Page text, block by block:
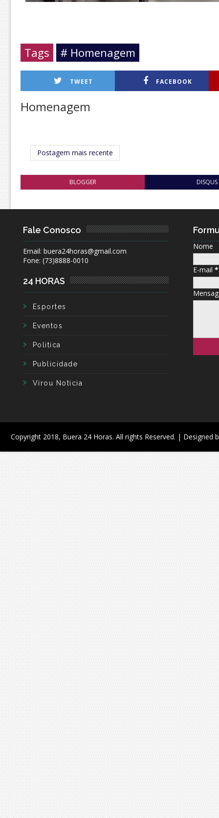
Tags # Homenagem
TWEET FACEBOOK
Homenagem
Postagem mais recente
BLOGGER DISQUS
Fale Conosco
Email: buera24horas@gmail.com
Fone: (73)8888-0010
24 HORAS
Esportes
Eventos
Politica
Publicidade
Virou Noticia
Nome
E-mail *
Copyright 2018, Buera 24 Horas. All rights Reserved. | Designed